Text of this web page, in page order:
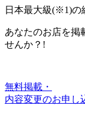
日本最大級(※1)の
あなたのお店を掲
せんか？!
無料掲載・
内容変更のお申し